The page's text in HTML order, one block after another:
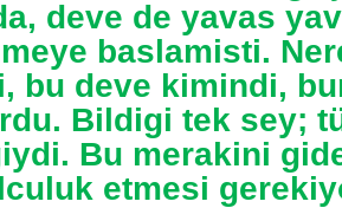
deve de yavas
baslamisti.
bu deve kimindi,
Bildigi tek sey;
Bu merakini
etmesi